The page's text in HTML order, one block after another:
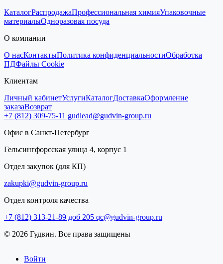
КаталогРаспродажаПрофессиональная химияУпаковочные
материалыОдноразовая посуда
О компании
О насКонтактыПолитика конфиденциальностиОбработка
ПДФайлы Cookie
Клиентам
Личный кабинетУслугиКаталогДоставкаОформление
заказаВозврат
+7 (812) 309-75-11 gudlead@gudvin-group.ru
Офис в Санкт-Петербург
Гельсингфорсская улица 4, корпус 1
Отдел закупок (для КП)
zakupki@gudvin-group.ru
Отдел контроля качества
+7 (812) 313-21-89 доб 205 qc@gudvin-group.ru
© 2026 Гудвин. Все права защищены
Войти